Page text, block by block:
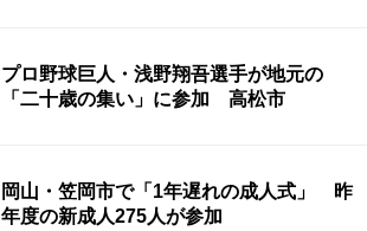
プロ野球巨人・浅野翔吾選手が地元の
「二十歳の集い」に参加 高松市
岡山・笠岡市で「1年遅れの成人式」 昨
年度の新成人275人が参加